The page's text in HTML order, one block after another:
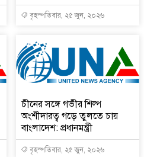
বৃহস্পতিবার, ২৫ জুন, ২০২৬
চীনের সঙ্গে গভীর শিল্প
অংশীদারত্ব গড়ে তুলতে চায়
বাংলাদেশ: প্রধানমন্ত্রী
বৃহস্পতিবার, ২৫ জুন, ২০২৬